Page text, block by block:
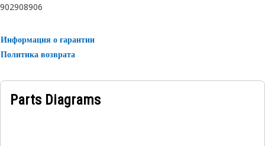
902908906
Информация о гарантии
Политика возврата
Parts Diagrams